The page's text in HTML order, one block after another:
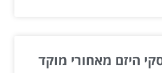
היזם מאחורי מוקד